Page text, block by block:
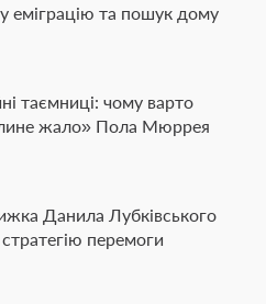
еміграцію та пошук дому
таємниці: чому варто
жало» Пола Мюррея
Данила Лубківського
перемоги